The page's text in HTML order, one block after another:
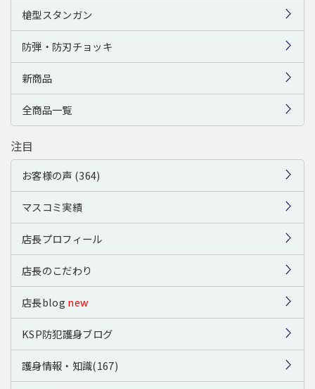
槍型スタンガン
防弾・防刃チョッキ
新商品
全商品一覧
注目
お客様の声 (364)
マスコミ実績
店長プロフィール
店長のこだわり
店長blog new
KSP防犯護身ブログ
護身情報・知識(167)